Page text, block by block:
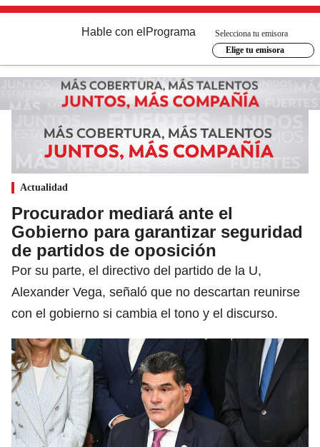
Hable con el Programa
Selecciona tu emisora
Elige tu emisora
Actualidad
Procurador mediará ante el
Gobierno para garantizar seguridad
de partidos de oposición
Por su parte, el directivo del partido de la U,
Alexander Vega, señaló que no descartan reunirse
con el gobierno si cambia el tono y el discurso.